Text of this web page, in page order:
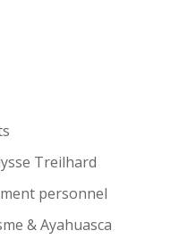
Treilhard
personnel
& Ayahuasca